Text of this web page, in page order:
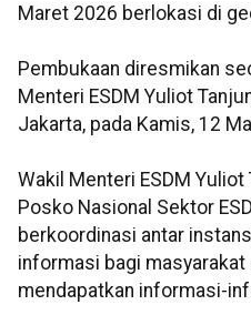
Maret 2026 berlokasi di
Pembukaan diresmikan
Menteri ESDM Yuliot
Jakarta, pada Kamis, 12
Wakil Menteri ESDM
Posko Nasional Sektor
berkoordinasi antar
informasi bagi
mendapatkan informasi-